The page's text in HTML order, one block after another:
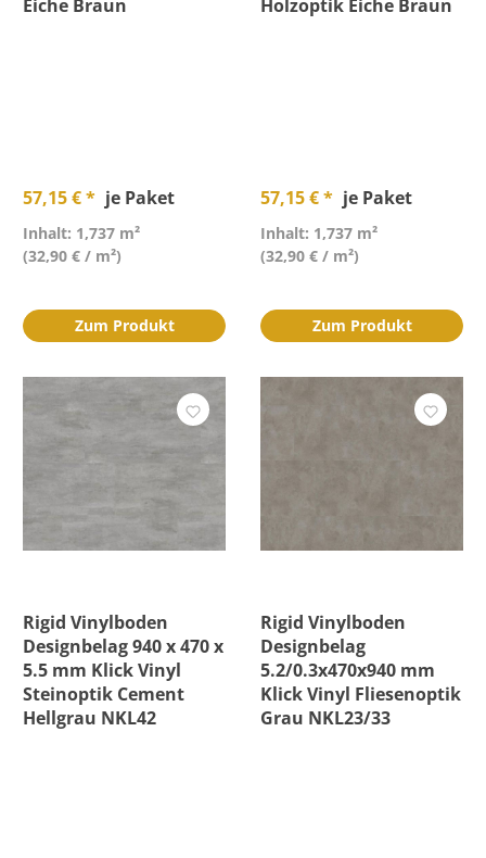
Eiche Braun
57,15 € * je Paket
Inhalt: 1,737 m²
(32,90 € / m²)
Zum Produkt
Holzoptik Eiche Braun
57,15 € * je Paket
Inhalt: 1,737 m²
(32,90 € / m²)
Zum Produkt
Rigid Vinylboden
Designbelag 940 x 470 x
5.5 mm Klick Vinyl
Steinoptik Cement
Hellgrau NKL42
Rigid Vinylboden
Designbelag
5.2/0.3x470x940 mm
Klick Vinyl Fliesenoptik
Grau NKL23/33